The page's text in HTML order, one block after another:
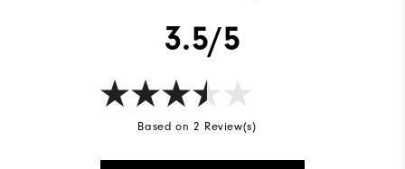
3.5/5
Based on 2 Review(s)